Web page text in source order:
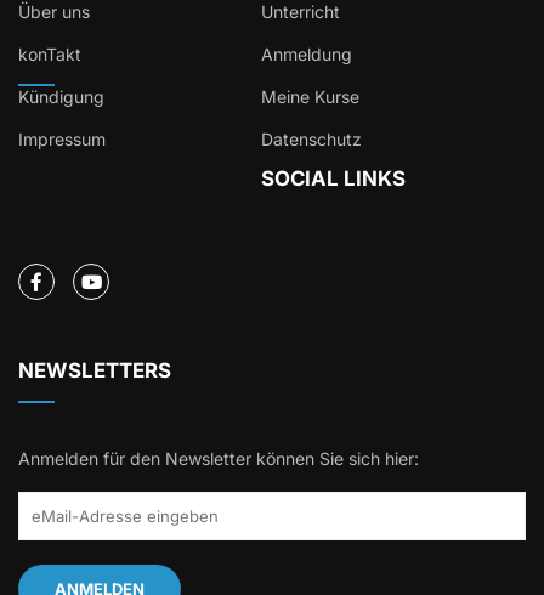
Über uns Unterricht
konTakt Anmeldung
Kündigung Meine Kurse
Impressum Datenschutz
SOCIAL LINKS
NEWSLETTERS
Anmelden für den Newsletter können Sie sich hier: